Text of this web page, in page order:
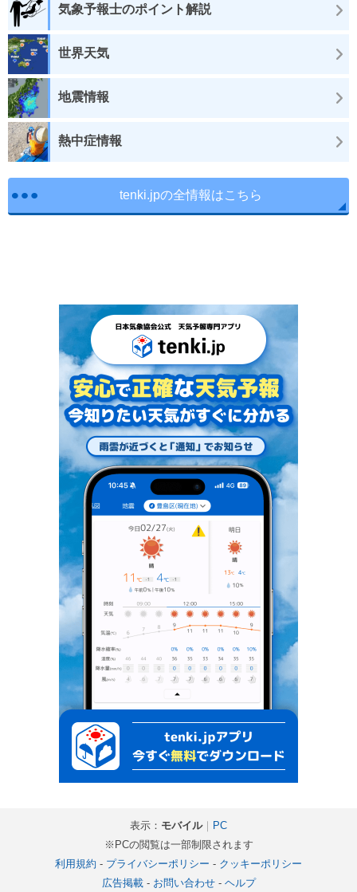
気象予報士のポイント解説
世界天気
地震情報
熱中症情報
tenki.jpの全情報はこちら
表示： モバイル｜ PC
※PCの閲覧は一部制限されます
利用規約 - プライバシーポリシー - クッキーポリシー
広告掲載- お問い合わせ- ヘルプ